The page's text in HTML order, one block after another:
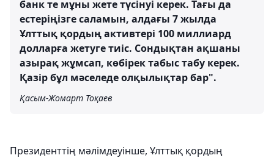
банк те мұны жете түсінуі керек. Тағы да
естеріңізге саламын, алдағы 7 жылда
Ұлттық қордың активтері 100 миллиард
долларға жетуге тиіс. Сондықтан ақшаны
азырақ жұмсап, көбірек табыс табу керек.
Қазір бұл мәселеде олқылықтар бар".
Қасым-Жомарт Тоқаев
Президенттің мәлімдеуінше, Ұлттық қордың